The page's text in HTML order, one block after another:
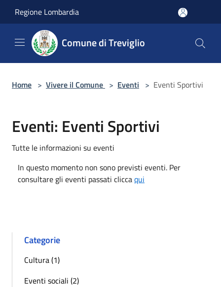
Regione Lombardia
Comune di Treviglio
Home > Vivere il Comune > Eventi > Eventi Sportivi
Eventi: Eventi Sportivi
Tutte le informazioni su eventi
In questo momento non sono previsti eventi. Per
consultare gli eventi passati cliccaqui
Categorie
Cultura (1)
Eventi sociali (2)